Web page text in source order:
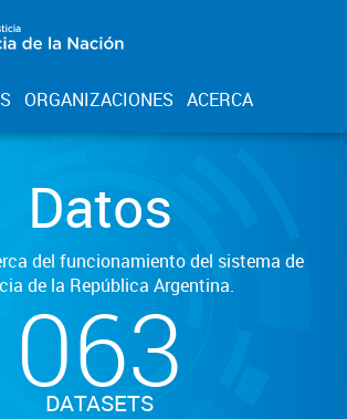
ORGANIZACIONES ACERCA
Datos
del funcionamiento del sistema de
de la República Argentina.
063
DATASETS